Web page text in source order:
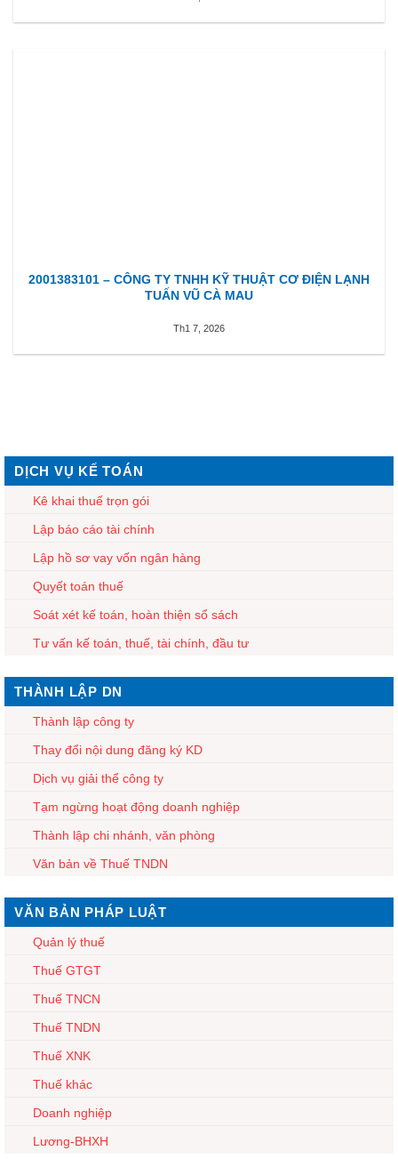
2001383101 – CÔNG TY TNHH KỸ THUẬT CƠ ĐIỆN LẠNH
TUẤN VŨ CÀ MAU
Th1 7, 2026
DỊCH VỤ KẾ TOÁN
Kê khai thuế trọn gói
Lập báo cáo tài chính
Lập hồ sơ vay vốn ngân hàng
Quyết toán thuế
Soát xét kế toán, hoàn thiện sổ sách
Tư vấn kế toán, thuế, tài chính, đầu tư
THÀNH LẬP DN
Thành lập công ty
Thay đổi nội dung đăng ký KD
Dịch vụ giải thể công ty
Tạm ngừng hoạt động doanh nghiệp
Thành lập chi nhánh, văn phòng
Văn bản về Thuế TNDN
VĂN BẢN PHÁP LUẬT
Quản lý thuế
Thuế GTGT
Thuế TNCN
Thuế TNDN
Thuế XNK
Thuế khác
Doanh nghiệp
Lương-BHXH